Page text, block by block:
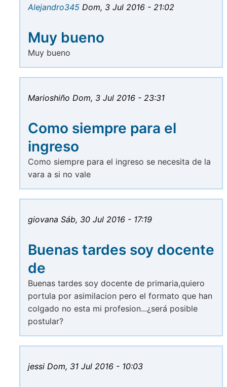
Alejandro345 Dom, 3 Jul 2016 - 21:02
Muy bueno
Muy bueno
Marioshiño Dom, 3 Jul 2016 - 23:31
Como siempre para el
ingreso
Como siempre para el ingreso se necesita de la
vara a si no vale
giovana Sáb, 30 Jul 2016 - 17:19
Buenas tardes soy docente
de
Buenas tardes soy docente de primaria,quiero
portula por asimilacion pero el formato que han
colgado no esta mi profesion...¿será posible
postular?
jessi Dom, 31 Jul 2016 - 10:03